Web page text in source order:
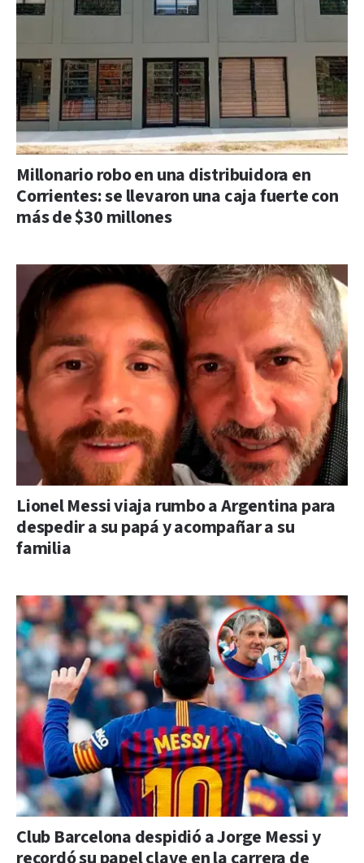
Millonario robo en una distribuidora en
Corrientes: se llevaron una caja fuerte con
más de $30 millones
Lionel Messi viaja rumbo a Argentina para
despedir a su papá y acompañar a su
familia
Club Barcelona despidió a Jorge Messi y